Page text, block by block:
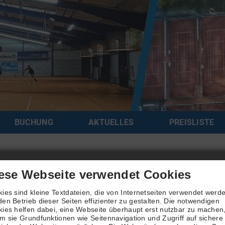
BUCHUNG AKTUELLES PREISLISTE
ändern
Bitte geben sie ihren Benutzernamen ein. Ihre
Webseite verwendet Cookies
sind kleine Textdateien, die von Internetseiten verwendet
Betrieb dieser Seiten effizienter zu gestalten. Die notwendigen
helfen dabei, eine Webseite überhaupt erst nutzbar zu machen,
sie Grundfunktionen wie Seitennavigation und Zugriff auf sichere